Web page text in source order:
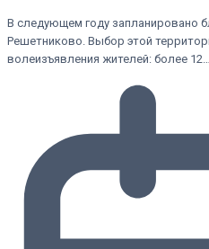
В следующем году запланировано
Решетниково. Выбор этой
волеизъявления жителей: более 12…